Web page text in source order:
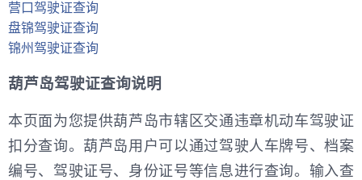
营口驾驶证查询
盘锦驾驶证查询
锦州驾驶证查询
葫芦岛驾驶证查询说明
本页面为您提供葫芦岛市辖区交通违章机动车驾驶证
扣分查询。葫芦岛用户可以通过驾驶人车牌号、档案
编号、驾驶证号、身份证号等信息进行查询。输入查